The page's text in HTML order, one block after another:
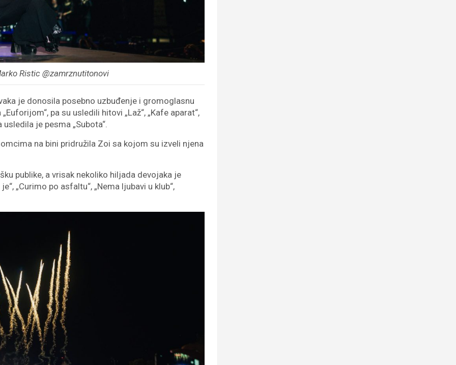
Ristic @zamrznutitonovi
je donosila posebno uzbuđenje i gromoglasnu
pa su usledili hitovi „Laž“, „Kafe aparat“,
usledila je pesma „Subota“.
na bini pridružila Zoi sa kojom su izveli njena
publike, a vrisak nekoliko hiljada devojaka je
„Curimo po asfaltu“, „Nema ljubavi u klub“,